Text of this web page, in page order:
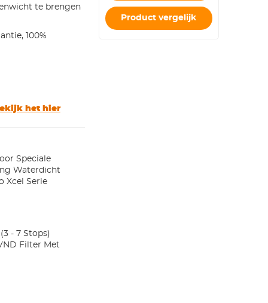
te brengen
100%
het hier
Speciale
Waterdicht
Xcel Serie
- 7 Stops)
Filter Met
Product vergelijk